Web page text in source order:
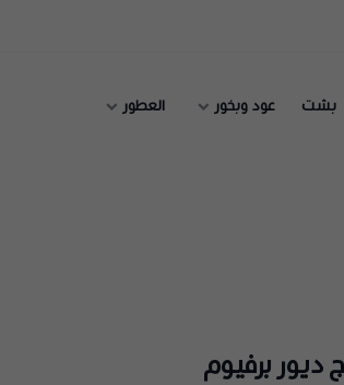
بشت عود وبخور العطور
برفيوم